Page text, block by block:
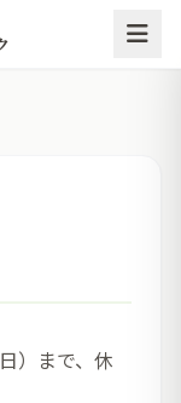
）まで、休